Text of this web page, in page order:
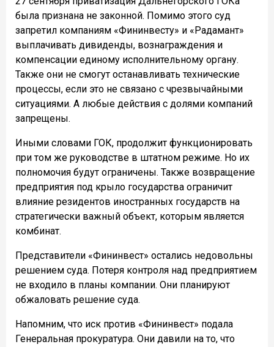
была признана не законной. Помимо этого суд
запретил компаниям «Фининвесту» и «Радамант»
выплачивать дивиденды, вознаграждения и
компенсации единому исполнительному органу.
Также они не смогут останавливать технические
процессы, если это не связано с чрезвычайными
ситуациями. А любые действия с долями компаний
запрещены.
Иными словами ГОК, продолжит функционировать
при том же руководстве в штатном режиме. Но их
полномочия будут ограничены. Также возвращение
предприятия под крыло государства ограничит
влияние резидентов иностранных государств на
стратегически важный объект, которым является
комбинат.
Представители «Фининвест» остались недовольны
решением суда. Потеря контроля над предприятием
не входило в планы компании. Они планируют
обжаловать решение суда.
Напомним, что иск против «Фининвест» подала
Генеральная прокуратура. Они давили на то, что